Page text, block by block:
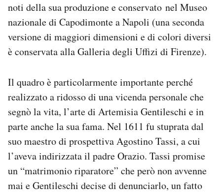
noti della sua produzione e conservato nel Museo
nazionale di Capodimonte a Napoli (una seconda
versione di maggiori dimensioni e di colori diversi
è conservata alla Galleria degli Uffizi di Firenze).
Il quadro è particolarmente importante perché
realizzato a ridosso di una vicenda personale che
segnò la vita, l’arte di Artemisia Gentileschi e in
parte anche la sua fama. Nel 1611 fu stuprata dal
suo maestro di prospettiva Agostino Tassi, a cui
l’aveva indirizzata il padre Orazio. Tassi promise
un “matrimonio riparatore” che però non avvenne
mai e Gentileschi decise di denunciarlo, un fatto